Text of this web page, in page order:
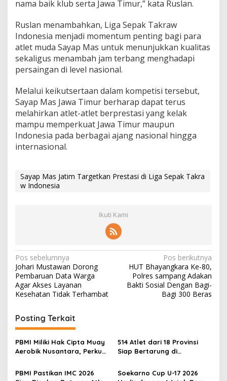
nama baik klub serta Jawa Timur,” kata Ruslan.
Ruslan menambahkan, Liga Sepak Takraw
Indonesia menjadi momentum penting bagi para
atlet muda Sayap Mas untuk menunjukkan kualitas
sekaligus menambah jam terbang menghadapi
persaingan di level nasional.
Melalui keikutsertaan dalam kompetisi tersebut,
Sayap Mas Jawa Timur berharap dapat terus
melahirkan atlet-atlet berprestasi yang kelak
mampu memperkuat Jawa Timur maupun
Indonesia pada berbagai ajang nasional hingga
internasional.
Sayap Mas Jatim Targetkan Prestasi di Liga Sepak Takra
w Indonesia
Ikuti Kami
N
a
v
g
a
s
p
Pos sebelumnya
Johari Mustawan Dorong
Pembaruan Data Warga
Agar Akses Layanan
Kesehatan Tidak Terhambat
Pos berikutnya
HUT Bhayangkara Ke-80,
Polres sampang Adakan
Bakti Sosial Dengan Bagi-
Bagi 300 Beras
Posting Terkait
PBMI Miliki Hak Cipta Muay
Aerobik Nusantara, Perkuat
Indonesia
514 Atlet dari 18 Provinsi
Siap Bertarung di
Championship 2026 di
Bekasi
PBMI Pastikan IMC 2026
Soekarno Cup U-17 2026